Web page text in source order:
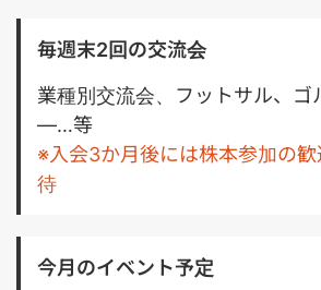
ブラリ使用経験 ・コンピュータサイエ
た問題解決力 ■歓迎スキル・経験 ・機
語処理／画像認識の知識または実務経
ルの設計・実装経験 ・確率・統計の基
ドメインの知見や取引経験 ・アジャイ
経験 ＝＝＝＝＝＝＝＝＝＝＝＝＝＝＝
毎週末2回の交流会
業種別交流会、フットサル、ゴ
―…等
※入会3か月後には株本参加の
待
今月のイベント予定